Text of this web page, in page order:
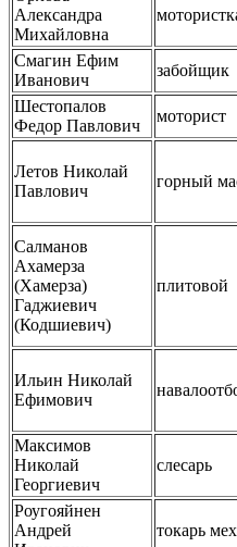
Александра
Михайловна
Смагин Ефим
Иванович
забойщик
Шестопалов
Федор Павлович
моторист
Летов Николай
Павлович
горный
Салманов
Ахамерза
(Хамерза)
Гаджиевич
(Кодшиевич)
плитовой
Ильин Николай
Ефимович
Максимов
Николай
Георгиевич
слесарь
Роугояйнен
Андрей
токарь